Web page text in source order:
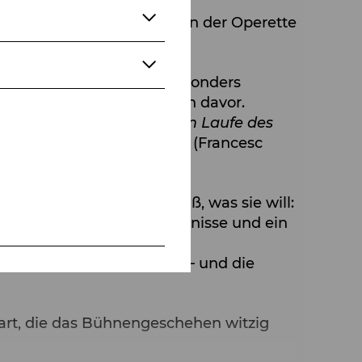
Publikumslieblingen der Operette
Prattes auf eine besonders
manchmal fast schon davor.
reagiert und im Laufe des
Augenzwinkern
.“ (Francesc
Christel genau weiß, was sie will:
Missverständnisse und ein
Verwirrspiele – und die
die das Bühnengeschehen witzig